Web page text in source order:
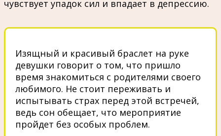
чувствует упадок сил и впадает в депрессию.
Изящный и красивый браслет на руке
девушки говорит о том, что пришло
время знакомиться с родителями своего
любимого. Не стоит переживать и
испытывать страх перед этой встречей,
ведь сон обещает, что мероприятие
пройдет без особых проблем.